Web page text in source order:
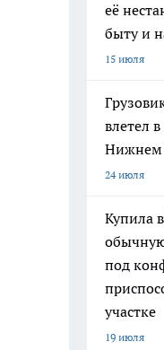
её
быту и
15 июля
влетел
Нижнем
24 июля
Купила
под
участке
19 июля